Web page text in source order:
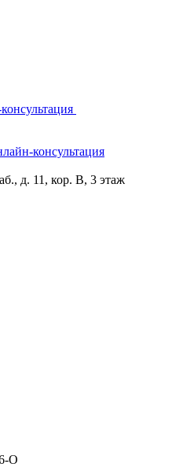
консультация
д. 11, кор. В, 3 этаж
O